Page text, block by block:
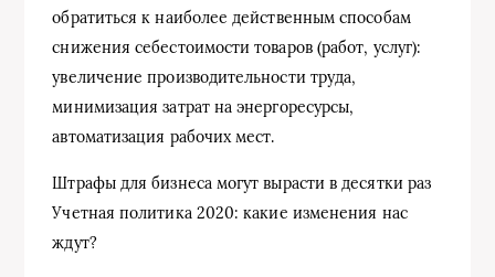
обратиться к наиболее действенным способам
снижения себестоимости товаров (работ, услуг):
увеличение производительности труда,
минимизация затрат на энергоресурсы,
автоматизация рабочих мест.
Штрафы для бизнеса могут вырасти в десятки раз
Учетная политика 2020: какие изменения нас
ждут?